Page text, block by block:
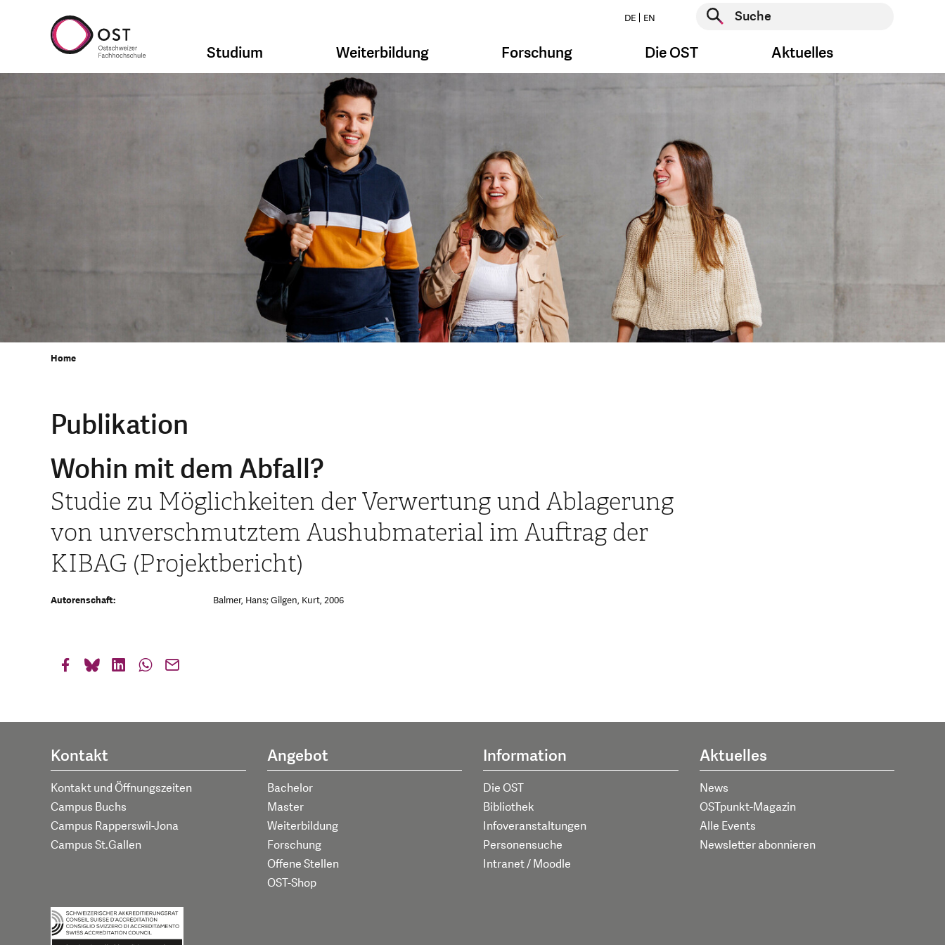
DE EN
Suche starten
Studium Weiterbildung Forschung Die OST Aktuelles
Home
Publikation
Wohin mit dem Abfall?
Studie zu Möglichkeiten der Verwertung und Ablagerung
von unverschmutztem Aushubmaterial im Auftrag der
KIBAG (Projektbericht)
Autorenschaft: Balmer, Hans; Gilgen, Kurt, 2006
Kontakt
Kontakt und Öffnungszeiten
Campus Buchs
Campus Rapperswil-Jona
Campus St.Gallen
Angebot
Bachelor
Master
Weiterbildung
Forschung
Offene Stellen
OST-Shop
Information
Die OST
Bibliothek
Infoveranstaltungen
Personensuche
Intranet / Moodle
Aktuelles
News
OSTpunkt-Magazin
Alle Events
Newsletter abonnieren